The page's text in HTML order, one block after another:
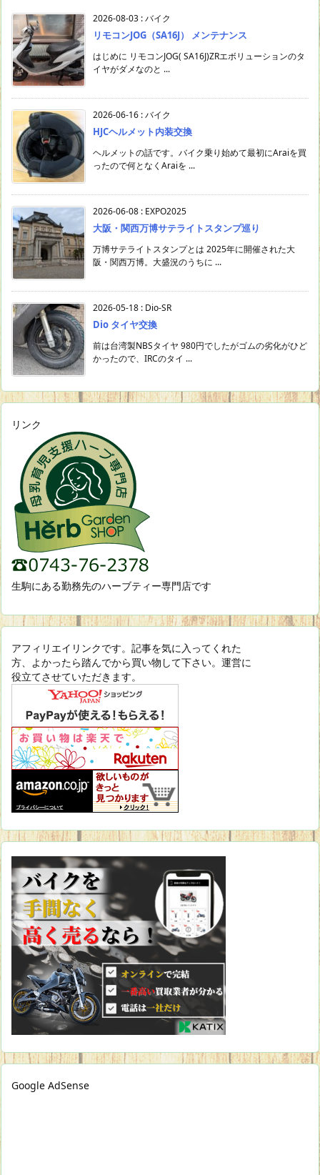
2026-08-03 :バイク
リモコンJOG（SA16J） メンテナンス
はじめに リモコンJOG( SA16J)ZRエボリューションのタ
イヤがダメなのと ...
2026-06-16 :バイク
HJCヘルメット内装交換
ヘルメットの話です。バイク乗り始めて最初にAraiを買
ったので何となくAraiを ...
2026-06-08 : EXPO2025
大阪・関西万博サテライトスタンプ巡り
万博サテライトスタンプとは 2025年に開催された大
阪・関西万博。大盛況のうちに ...
2026-05-18 : Dio-SR
Dio タイヤ交換
前は台湾製NBSタイヤ 980円でしたがゴムの劣化がひど
かったので、IRCのタイ ...
リンク
生駒にある勤務先のハーブティー専門店です
アフィリエイリンクです。記事を気に入ってくれた
方、よかったら踏んでから買い物して下さい。運営に
役立てさせていただきます。
Google AdSense